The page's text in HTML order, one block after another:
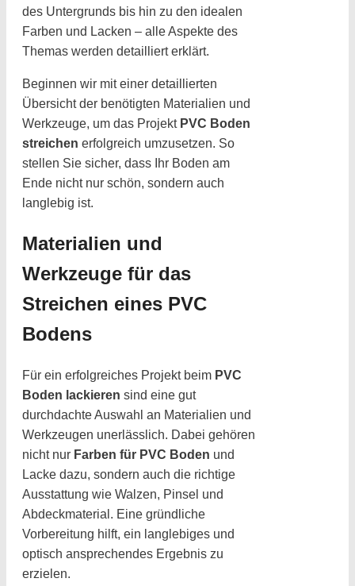
des Untergrunds bis hin zu den idealen
Farben und Lacken – alle Aspekte des
Themas werden detailliert erklärt.
Beginnen wir mit einer detaillierten
Übersicht der benötigten Materialien und
Werkzeuge, um das Projekt PVC Boden
streichen erfolgreich umzusetzen. So
stellen Sie sicher, dass Ihr Boden am
Ende nicht nur schön, sondern auch
langlebig ist.
Materialien und
Werkzeuge für das
Streichen eines PVC
Bodens
Für ein erfolgreiches Projekt beim PVC
Boden lackieren sind eine gut
durchdachte Auswahl an Materialien und
Werkzeugen unerlässlich. Dabei gehören
nicht nur Farben für PVC Boden und
Lacke dazu, sondern auch die richtige
Ausstattung wie Walzen, Pinsel und
Abdeckmaterial. Eine gründliche
Vorbereitung hilft, ein langlebiges und
optisch ansprechendes Ergebnis zu
erzielen.